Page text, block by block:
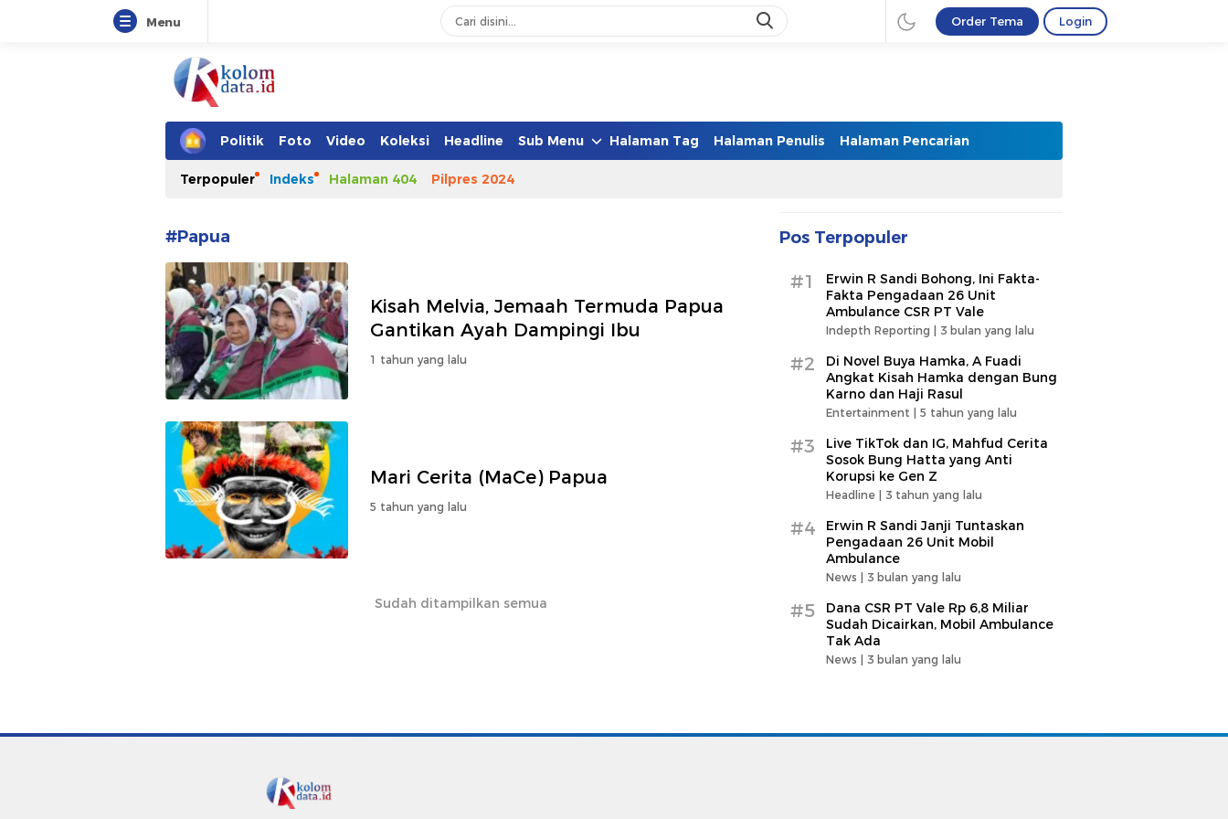
Menu Order Tema Login
Kolomdata.id
Politik Foto Video Koleksi Headline Sub Menu Halaman Tag Halaman Penulis Halaman Pencarian
Terpopuler Indeks Halaman 404 Pilpres 2024
#Papua
Kisah Melvia, Jemaah Termuda Papua
Gantikan Ayah Dampingi Ibu
1 tahun yang lalu
Mari Cerita (MaCe) Papua
5 tahun yang lalu
Sudah ditampilkan semua
Pos Terpopuler
#1
Erwin R Sandi Bohong, Ini Fakta-
Fakta Pengadaan 26 Unit
Ambulance CSR PT Vale
Indepth Reporting | 3 bulan yang lalu
#2
Di Novel Buya Hamka, A Fuadi
Angkat Kisah Hamka dengan Bung
Karno dan Haji Rasul
Entertainment | 5 tahun yang lalu
#3
Live TikTok dan IG, Mahfud Cerita
Sosok Bung Hatta yang Anti
Korupsi ke Gen Z
Headline | 3 tahun yang lalu
#4
Erwin R Sandi Janji Tuntaskan
Pengadaan 26 Unit Mobil
Ambulance
News | 3 bulan yang lalu
#5
Dana CSR PT Vale Rp 6,8 Miliar
Sudah Dicairkan, Mobil Ambulance
Tak Ada
News | 3 bulan yang lalu